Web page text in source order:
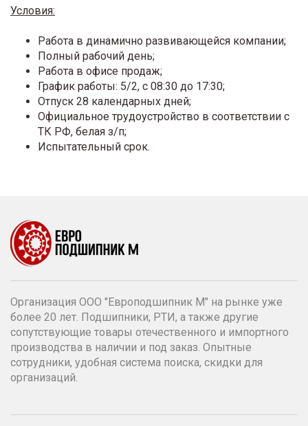
Условия:
Работа в динамично развивающейся компании;
Полный рабочий день;
Работа в офисе продаж;
График работы: 5/2, с 08:30 до 17:30;
Отпуск 28 календарных дней;
Официальное трудоустройство в соответствии с
ТК РФ, белая з/п;
Испытательный срок.
Организация ООО "Европодшипник М" на рынке уже
более 20 лет. Подшипники, РТИ, а также другие
сопутствующие товары отечественного и импортного
производства в наличии и под заказ. Опытные
сотрудники, удобная система поиска, скидки для
организаций.